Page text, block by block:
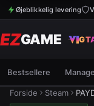
Øjeblikkelig levering
EZGAME
Bestsellere
Forside Steam